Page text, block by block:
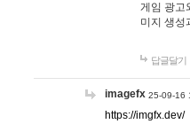
게임 광고
미지 생성
답글달기
imagefx 25-09-16
https://imgfx.dev/